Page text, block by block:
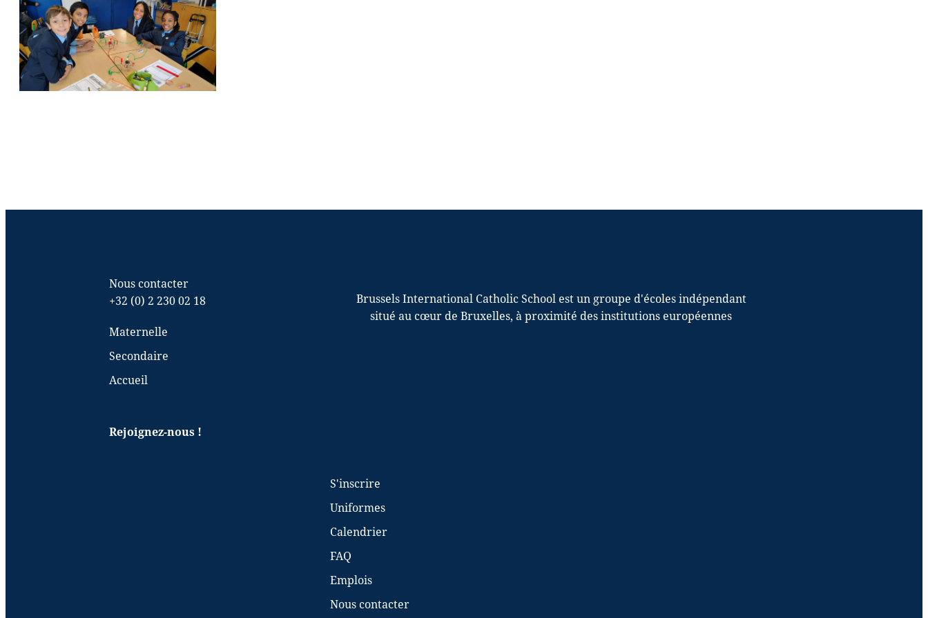
Nous contacter
+32 (0) 2 230 02 18
Maternelle
Secondaire
Accueil
Rejoignez-nous !
Brussels International Catholic School est un groupe d'écoles indépendant
situé au cœur de Bruxelles, à proximité des institutions européennes
S'inscrire
Uniformes
Calendrier
FAQ
Emplois
Nous contacter